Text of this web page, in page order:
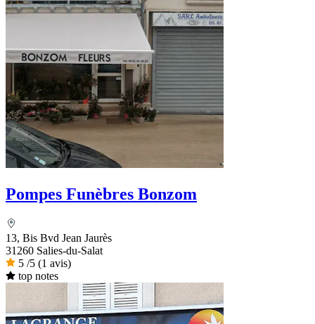
Pompes Funèbres Bonzom
13, Bis Bvd Jean Jaurès
31260 Salies-du-Salat
5 /5 (1 avis)
top notes